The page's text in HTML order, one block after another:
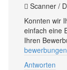
 Scanner /
Konnten wir
einfach eine
Ihren
Antworten